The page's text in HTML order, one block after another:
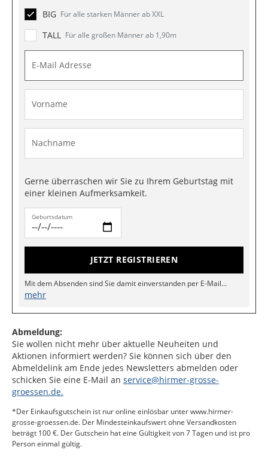
BIG Für alle starken Männer ab XXL
TALL Für alle großen Männer ab 1,90m
E-Mail Adresse
Vorname
Nachname
Gerne überraschen wir Sie zu Ihrem Geburtstag mit
einer kleinen Aufmerksamkeit.
Geburtsdatum
JETZT REGISTRIEREN
Mit dem Absenden sind Sie damit einverstanden per E-Mail
Angebote aus dem Bereich Mode, Informationen zu Vorteilen und
GROSSE GRÖSSEN MÄNNERKARTEN-Programm durch
Unternehmen der HIRMER-Gruppe
können auch Anfragen zu Ihrer Kundenzufriedenheit enthalten.
Meine Daten2dürfen dabei zur Auswahl und Anpassung der
Informationen auf meine Interessen genutzt werden. Die
Datenschutzbestimmungenhabe ich zur Kenntnis genommen.
mehr
Abmeldung:
Sie wollen nicht mehr über aktuelle Neuheiten und
Aktionen informiert werden? Sie können sich über den
Abmeldelink am Ende jedes Newsletters abmelden oder
schicken Sie eine E-Mail an service@hirmer-grosse-
groessen.de.
*Der Einkaufsgutschein ist nur online einlösbar unter www.hirmer-
grosse-groessen.de. Der Mindesteinkaufswert ohne Versandkosten
beträgt 100 €. Der Gutschein hat eine Gültigkeit von 7 Tagen und ist pro
Person einmal gültig.